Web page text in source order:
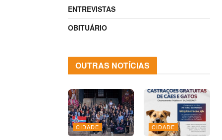
ENTREVISTAS
OBITUÁRIO
OUTRAS NOTÍCIAS
CIDADE CIDADE